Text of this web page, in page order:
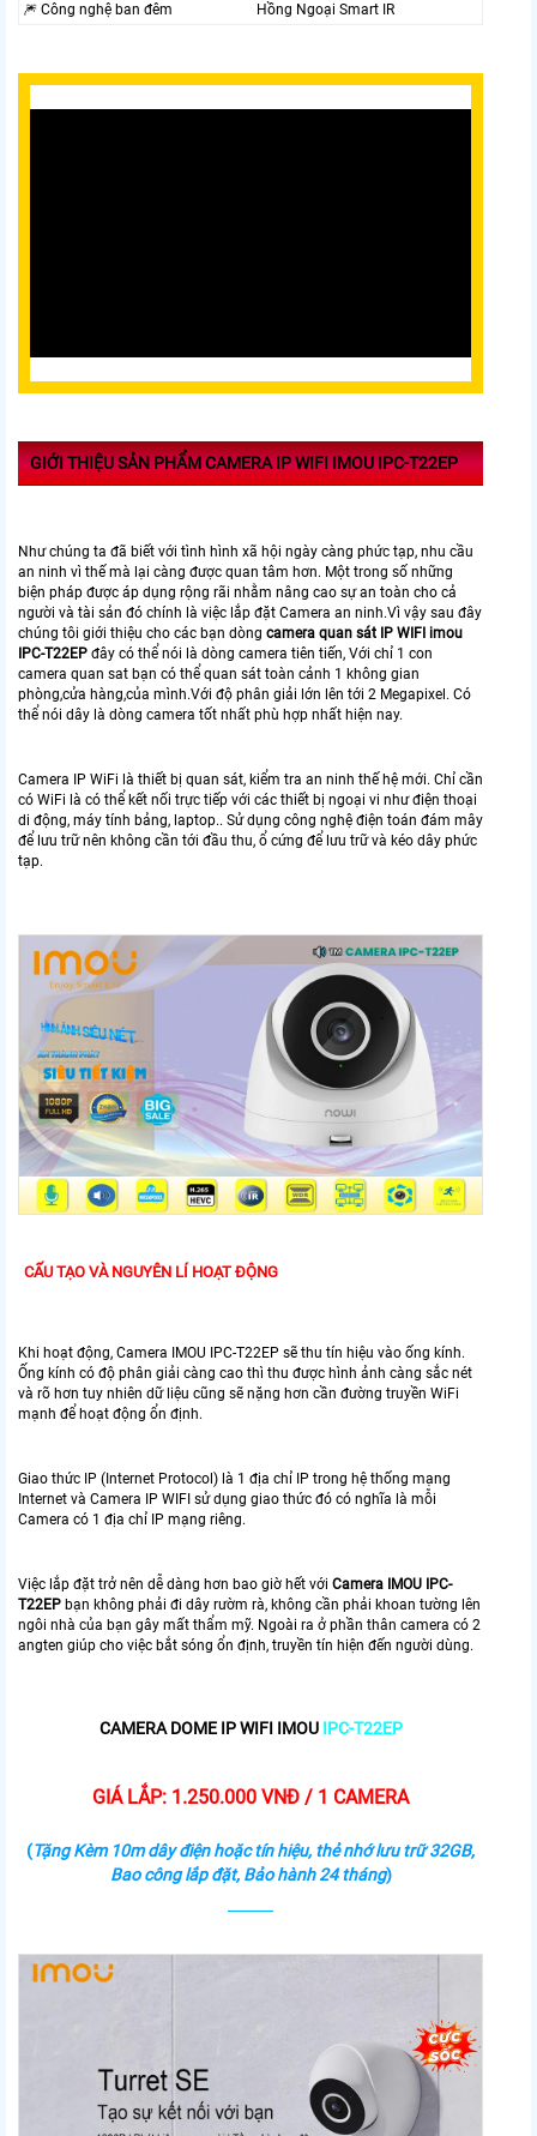
🎆 Công nghệ ban đêm
Hồng Ngoại Smart IR
GIỚI THIỆU SẢN PHẨM CAMERA IP WIFI IMOU IPC-T22EP
Như chúng ta đã biết với tình hình xã hội ngày càng phức tạp, nhu cầu
an ninh vì thế mà lại càng được quan tâm hơn. Một trong số những
biện pháp được áp dụng rộng rãi nhằm nâng cao sự an toàn cho cả
người và tài sản đó chính là việc lắp đặt Camera an ninh.Vì vậy sau đây
chúng tôi giới thiệu cho các bạn dòng camera quan sát IP WIFI imou
IPC-T22EP đây có thể nói là dòng camera tiên tiến, Với chỉ 1 con
camera quan sat bạn có thể quan sát toàn cảnh 1 không gian
phòng,cửa hàng,của mình.Với độ phân giải lớn lên tới 2 Megapixel. Có
thể nói dây là dòng camera tốt nhất phù hợp nhất hiện nay.
Camera IP WiFi là thiết bị quan sát, kiểm tra an ninh thế hệ mới. Chỉ cần
có WiFi là có thể kết nối trực tiếp với các thiết bị ngoại vi như điện thoại
di động, máy tính bảng, laptop.. Sử dụng công nghệ điện toán đám mây
để lưu trữ nên không cần tới đầu thu, ổ cứng để lưu trữ và kéo dây phức
tạp.
CẤU TẠO VÀ NGUYÊN LÍ HOẠT ĐỘNG
Khi hoạt động, Camera IMOU IPC-T22EP sẽ thu tín hiệu vào ống kính.
Ống kính có độ phân giải càng cao thì thu được hình ảnh càng sắc nét
và rõ hơn tuy nhiên dữ liệu cũng sẽ nặng hơn cần đường truyền WiFi
mạnh để hoạt động ổn định.
Giao thức IP (Internet Protocol) là 1 địa chỉ IP trong hệ thống mạng
Internet và Camera IP WIFI sử dụng giao thức đó có nghĩa là mỗi
Camera có 1 địa chỉ IP mạng riêng.
Việc lắp đặt trở nên dễ dàng hơn bao giờ hết với Camera IMOU IPC-
T22EP bạn không phải đi dây rườm rà, không cần phải khoan tường lên
ngôi nhà của bạn gây mất thẩm mỹ. Ngoài ra ở phần thân camera có 2
angten giúp cho việc bắt sóng ổn định, truyền tín hiện đến người dùng.
CAMERA DOME IP WIFI IMOU IPC-T22EP
GIÁ LẮP: 1.250.000 VNĐ / 1 CAMERA
(Tặng Kèm 10m dây điện hoặc tín hiệu, thẻ nhớ lưu trữ 32GB,
Bao công lắp đặt, Bảo hành 24 tháng)